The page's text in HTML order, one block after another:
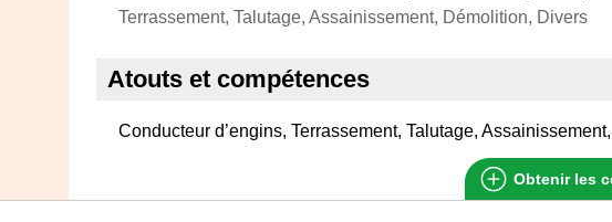
Terrassement, Talutage, Assainissement, Démolition, Divers
Atouts et compétences
Conducteur d’engins, Terrassement, Talutage,
Obtenir les